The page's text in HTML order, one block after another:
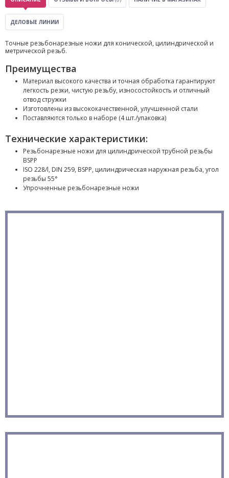
ДЕЛОВЫЕ ЛИНИИ
Точные резьбонарезные ножи для конической, цилиндрической и
метрической резьб.
Преимущества
Материал высокого качества и точная обработка гарантируют
легкость резки, чистую резьбу, износостойкость и отличный
отвод стружки
Изготовлены из высококачественной, улучшенной стали
Поставляются только в наборе (4 шт./упаковка)
Технические характеристики:
Резьбонарезные ножи для цилиндрической трубной резьбы
BSPP
ISO 228/l, DIN 259, BSPP, цилиндрическая наружная резьба, угол
резьбы 55°
Упрочненные резьбонарезные ножи